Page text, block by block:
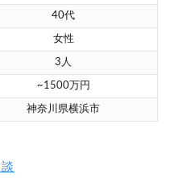
40代
女性
3人
~1500万円
神奈川県横浜市